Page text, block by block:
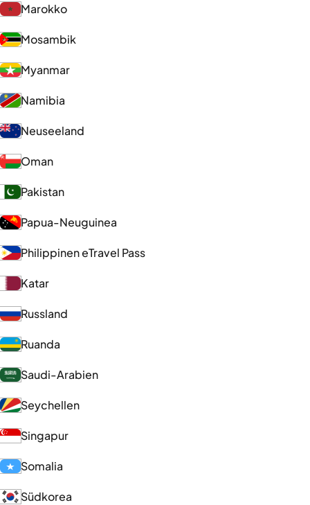
Marokko
Mosambik
Myanmar
Namibia
Neuseeland
Oman
Pakistan
Papua-Neuguinea
Philippinen eTravel Pass
Katar
Russland
Ruanda
Saudi-Arabien
Seychellen
Singapur
Somalia
Südkorea